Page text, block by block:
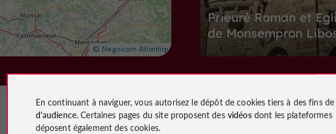
Prieuré Roman et
de Monsempron
Libos
En continuant à naviguer, vous autorisez le dépôt de cookies tiers à des fins de
d'audience. Certaines pages du site proposent des vidéosdont les plateformes
déposent également des cookies.